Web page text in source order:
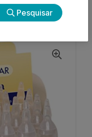
Pesquisar